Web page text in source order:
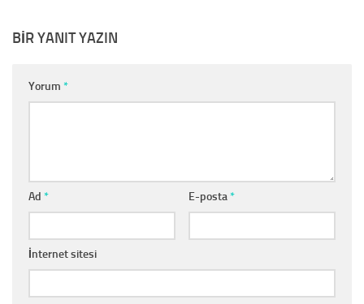
BIR YANIT YAZIN
Yorum *
Ad * E-posta*
İnternet sitesi